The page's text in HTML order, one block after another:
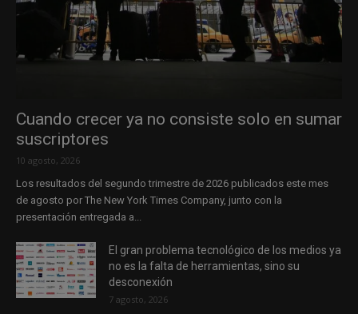
Cuando crecer ya no consiste solo en sumar
suscriptores
10 agosto, 2026
Los resultados del segundo trimestre de 2026 publicados este mes
de agosto por The New York Times Company, junto con la
presentación entregada a...
El gran problema tecnológico de los medios ya
no es la falta de herramientas, sino su
desconexión
7 agosto, 2026